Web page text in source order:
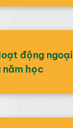
động
học